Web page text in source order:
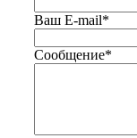
Ваш E-mail*
Сообщение*